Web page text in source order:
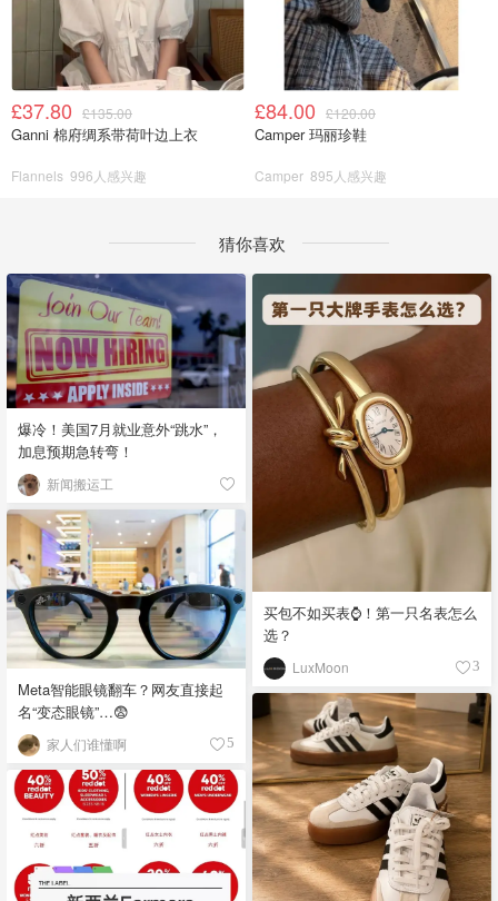
£37.80 £135.00
Ganni 棉府绸系带荷叶边上衣
Flannels 996人感兴趣
£84.00 £120.00
Camper 玛丽珍鞋
Camper 895人感兴趣
猜你喜欢
爆冷！美国7月就业意外“跳水”，
加息预期急转弯！
新闻搬运工
买包不如买表⌚️！第一只名表怎么
选？
LuxMoon 3
Meta智能眼镜翻车？网友直接起
名“变态眼镜”…😨
家人们谁懂啊 5